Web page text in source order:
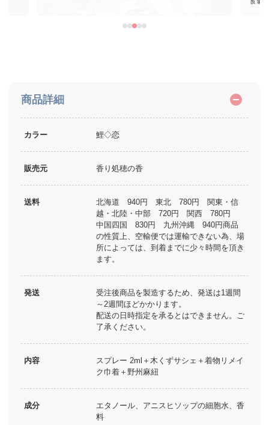
商品詳細
カラー 鯉◇恋
販売元 香り処穂の香
送料
北海道 940円 東北 780円 関東・信
越・北陸・中部 720円 関西 780円
中国四国 830円 九州沖縄 940円商品
の性質上、空輸便では運輸できない為、場
所によっては、到着までに少々時間を頂き
ます。
発送
受注後商品を製造するため、発送は1週間
～2週間ほどかかります。
配送の日時指定を承るとはできません。ご
了承ください。
内容
スプレー 2ml＋木くずサシェ＋着物リメイ
ク巾着＋野州麻紐
成分
エタノール、アニスヒソップの細胞水、香
料